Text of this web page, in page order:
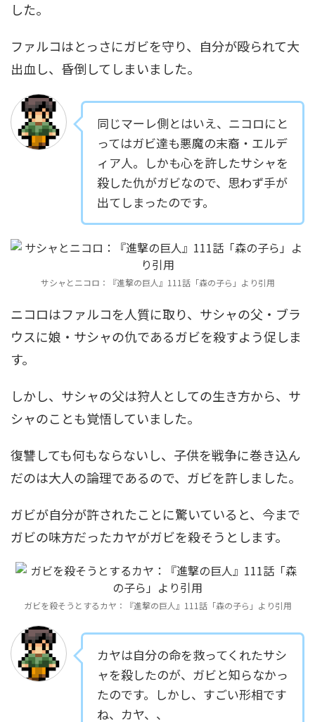
した。
ファルコはとっさにガビを守り、自分が殴られて大
出血し、昏倒してしまいました。
同じマーレ側とはいえ、ニコロにと
ってはガビ達も悪魔の末裔・エルデ
ィア人。しかも心を許したサシャを
殺した仇がガビなので、思わず手が
出てしまったのです。
サシャとニコロ：『進撃の巨人』111話「森の子ら」より引用
ニコロはファルコを人質に取り、サシャの父・ブラ
ウスに娘・サシャの仇であるガビを殺すよう促しま
す。
しかし、サシャの父は狩人としての生き方から、サ
シャのことも覚悟していました。
復讐しても何もならないし、子供を戦争に巻き込ん
だのは大人の論理であるので、ガビを許しました。
ガビが自分が許されたことに驚いていると、今まで
ガビの味方だったカヤがガビを殺そうとします。
ガビを殺そうとするカヤ：『進撃の巨人』111話「森の子ら」より引用
カヤは自分の命を救ってくれたサシ
ャを殺したのが、ガビと知らなかっ
たのです。しかし、すごい形相です
ね、カヤ、、